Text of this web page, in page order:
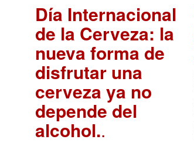
Día Internacional
de la Cerveza: la
nueva forma de
disfrutar una
cerveza ya no
depende del
alcohol..